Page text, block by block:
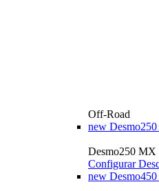
Off-Road
new
Desmo250 MX
Configurar
new